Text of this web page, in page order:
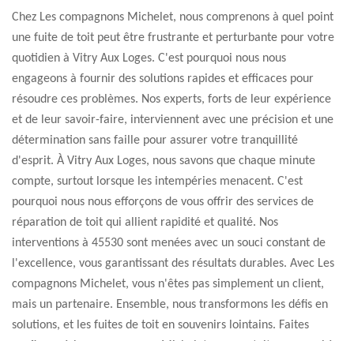
Chez Les compagnons Michelet, nous comprenons à quel point
une fuite de toit peut être frustrante et perturbante pour votre
quotidien à Vitry Aux Loges. C'est pourquoi nous nous
engageons à fournir des solutions rapides et efficaces pour
résoudre ces problèmes. Nos experts, forts de leur expérience
et de leur savoir-faire, interviennent avec une précision et une
détermination sans faille pour assurer votre tranquillité
d'esprit. À Vitry Aux Loges, nous savons que chaque minute
compte, surtout lorsque les intempéries menacent. C'est
pourquoi nous nous efforçons de vous offrir des services de
réparation de toit qui allient rapidité et qualité. Nos
interventions à 45530 sont menées avec un souci constant de
l'excellence, vous garantissant des résultats durables. Avec Les
compagnons Michelet, vous n'êtes pas simplement un client,
mais un partenaire. Ensemble, nous transformons les défis en
solutions, et les fuites de toit en souvenirs lointains. Faites